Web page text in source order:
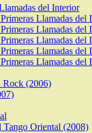
del Interior
Llamadas del
Llamadas del
Llamadas del
Llamadas del
Llamadas del
Rock (2006)
Tango Oriental (2008)